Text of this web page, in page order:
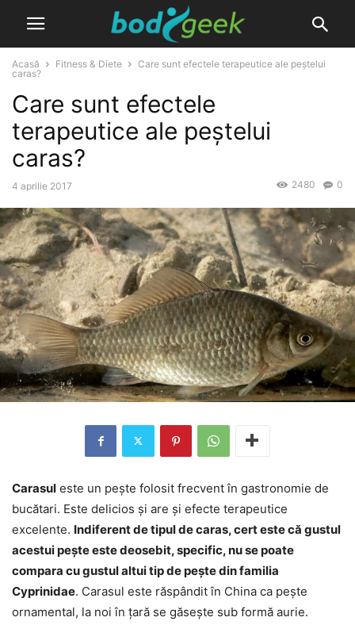
Acasă Fitness & Diete
Care sunt efectele terapeutice ale peștelui
caras?
Care sunt efectele
terapeutice ale peștelui
caras?
4 aprilie 2017 0
2480
Carasul este un pește folosit frecvent în gastronomie de
bucătari. Este delicios și are și efecte terapeutice
excelente. Indiferent de tipul de caras, cert este că gustul
acestui pește este deosebit, specific, nu se poate
compara cu gustul altui tip de pește din familia
Cyprinidae. Carasul este răspândit în China ca pește
ornamental, la noi în țară se găsește sub formă aurie.